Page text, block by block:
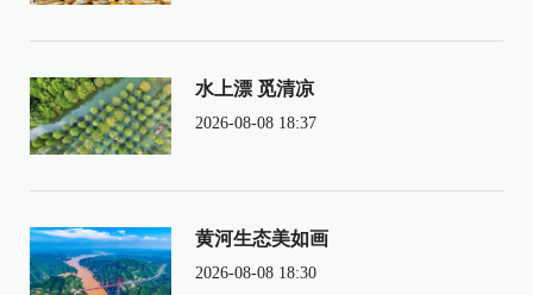
水上漂 觅清凉
2026-08-08 18:37
黄河生态美如画
2026-08-08 18:30